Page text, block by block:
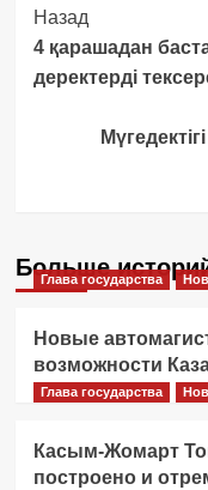
Post
Назад
4 қарашадан
деректерді
Больше
Глава государства
Новые
возможности
Глава государства
Касым-Жомарт
построено и